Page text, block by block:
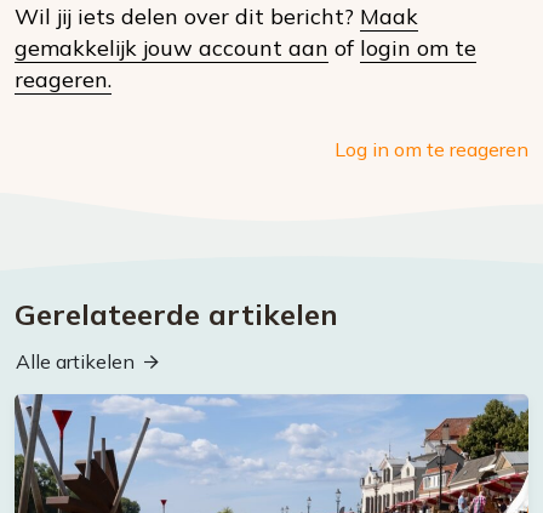
social
Wil jij iets delen over dit bericht? Maak
gemakkelijk jouw account aan of login om te
reageren.
Log in om te reageren
Gerelateerde artikelen
Alle artikelen